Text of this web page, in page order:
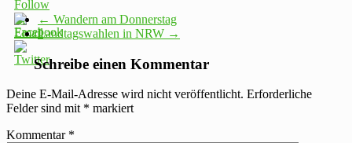
← Wandern am Donnerstag
Landtagswahlen in NRW →
Schreibe einen Kommentar
Deine E-Mail-Adresse wird nicht veröffentlicht. Erforderliche
Felder sind mit * markiert
Kommentar *